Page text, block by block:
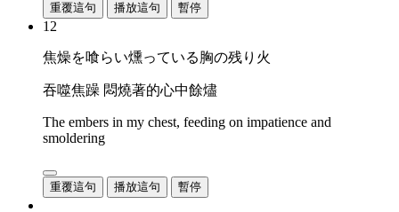
重覆這句 播放這句 暫停
12
焦燥を喰らい燻っている胸の残り火
吞噬焦躁 悶燒著的心中餘燼
The embers in my chest, feeding on impatience and
smoldering
重覆這句 播放這句 暫停